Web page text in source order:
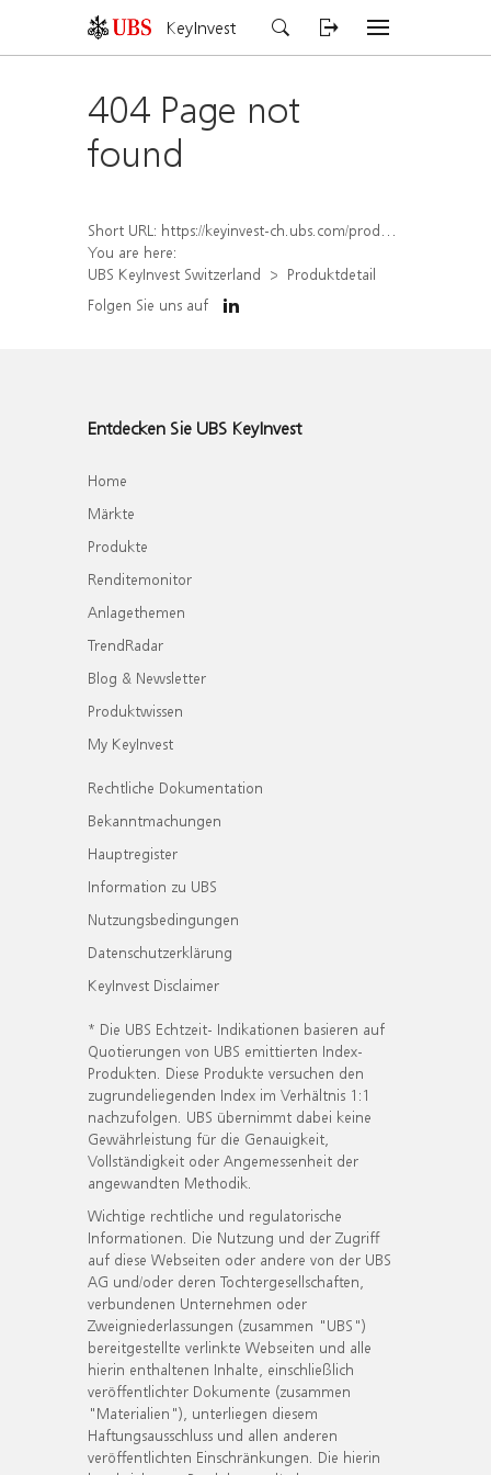
KeyInvest
404 Page not
found
Short URL: https://keyinvest-ch.ubs.com/produkt/detail/index/isin/CH1564668569
You are here:
UBS KeyInvest Switzerland
Produktdetail
Folgen Sie uns auf
Entdecken Sie UBS KeyInvest
Home
Märkte
Produkte
Renditemonitor
Anlagethemen
TrendRadar
Blog & Newsletter
Produktwissen
My KeyInvest
Rechtliche Dokumentation
Bekanntmachungen
Hauptregister
Information zu UBS
Nutzungsbedingungen
Datenschutzerklärung
KeyInvest Disclaimer
* Die UBS Echtzeit- Indikationen basieren auf
Quotierungen von UBS emittierten Index-
Produkten. Diese Produkte versuchen den
zugrundeliegenden Index im Verhältnis 1:1
nachzufolgen. UBS übernimmt dabei keine
Gewährleistung für die Genauigkeit,
Vollständigkeit oder Angemessenheit der
angewandten Methodik.
Wichtige rechtliche und regulatorische
Informationen. Die Nutzung und der Zugriff
auf diese Webseiten oder andere von der UBS
AG und/oder deren Tochtergesellschaften,
verbundenen Unternehmen oder
Zweigniederlassungen (zusammen "UBS")
bereitgestellte verlinkte Webseiten und alle
hierin enthaltenen Inhalte, einschließlich
veröffentlichter Dokumente (zusammen
"Materialien"), unterliegen diesem
Haftungsausschluss und allen anderen
veröffentlichten Einschränkungen. Die hierin